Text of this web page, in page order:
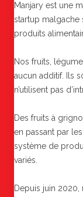
Manjary est une
startup malgache
produits
Nos fruits,
aucun additif. Ils
n’utilisent pas
Des fruits à
en passant par
système de
variés.
Depuis juin